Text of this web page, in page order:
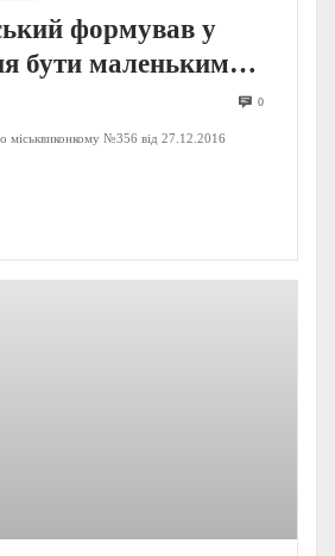
формував у
бути маленьким
0
міськвиконкому №356 від 27.12.2016